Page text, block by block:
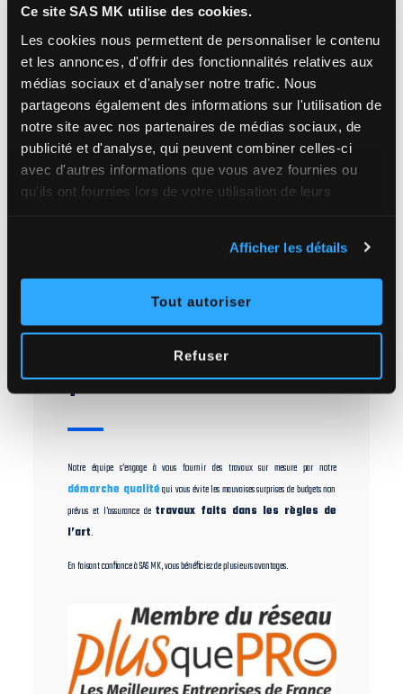
Ce site SAS MK utilise des cookies.
Les cookies nous permettent de personnaliser le contenu
et les annonces, d'offrir des fonctionnalités relatives aux
médias sociaux et d'analyser notre trafic. Nous
partageons également des informations sur l'utilisation de
notre site avec nos partenaires de médias sociaux, de
publicité et d'analyse, qui peuvent combiner celles-ci
avec d'autres informations que vous avez fournies ou
qu'ils ont fournies lors de votre utilisation de leurs
Afficher les détails
Tout autoriser
Refuser
MÈTRES LINÉAIRES DE GOUTTIÈRES POSÉES /
AN
8 000
M² DE TOITURES TRAITÉES / AN
choisir SAS MK
?
Notre équipe s’engage à vous fournir des travaux sur mesure par notre
démarche qualitéqui vous évite les mauvaises surprises de budgets non
prévus et l’assurance detravaux faits dans les règles de
l’art.
En faisant confiance à SAS MK, vous bénéficiez de plusieurs avantages.